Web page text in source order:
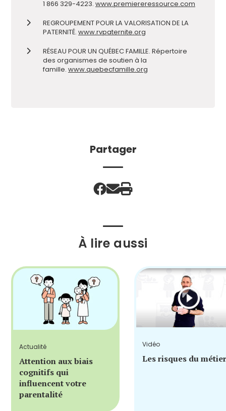
1 866 329-4223. www.premiereressource.com
REGROUPEMENT POUR LA VALORISATION DE LA
PATERNITÉ. www.rvpaternite.org
RÉSEAU POUR UN QUÉBEC FAMILLE. Répertoire
des organismes de soutien à la
famille. www.quebecfamille.org
Partager
À lire aussi
Actualité
Attention aux biais
cognitifs qui
influencent votre
parentalité
Vidéo
Les risques du métier